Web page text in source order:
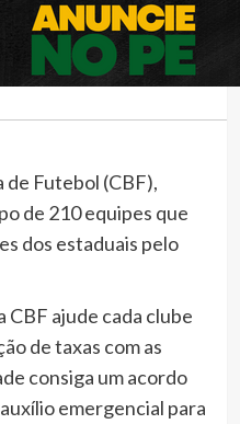
Futebol (CBF),
de 210 equipes que
dos estaduais pelo
CBF ajude cada clube
de taxas com as
consiga um acordo
emergencial para